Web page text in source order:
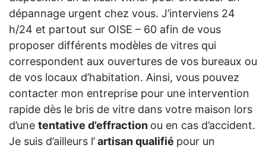
dépannage urgent chez vous. J’interviens 24
h/24 et partout sur OISE – 60 afin de vous
proposer différents modèles de vitres qui
correspondent aux ouvertures de vos bureaux ou
de vos locaux d’habitation. Ainsi, vous pouvez
contacter mon entreprise pour une intervention
rapide dès le bris de vitre dans votre maison lors
d’une tentative d’effraction ou en cas d’accident.
Je suis d’ailleurs l’artisan qualifié pour un